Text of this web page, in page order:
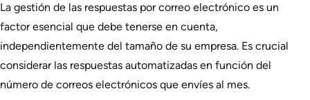
La gestión de las respuestas por correo electrónico es un
factor esencial que debe tenerse en cuenta,
independientemente del tamaño de su empresa. Es crucial
considerar las respuestas automatizadas en función del
número de correos electrónicos que envíes al mes.